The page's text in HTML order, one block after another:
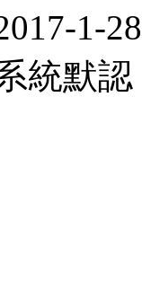
1-
統默認